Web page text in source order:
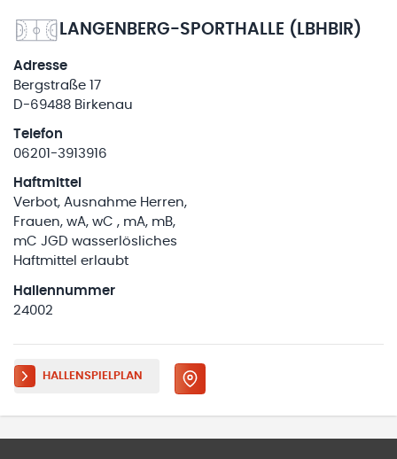
LANGENBERG-SPORTHALLE (LBHBIR)
Adresse
Bergstraße 17
D-69488 Birkenau
Telefon
06201-3913916
Haftmittel
Verbot, Ausnahme Herren,
Frauen, wA, wC , mA, mB,
mC JGD wasserlösliches
Haftmittel erlaubt
Hallennummer
24002
HALLENSPIELPLAN